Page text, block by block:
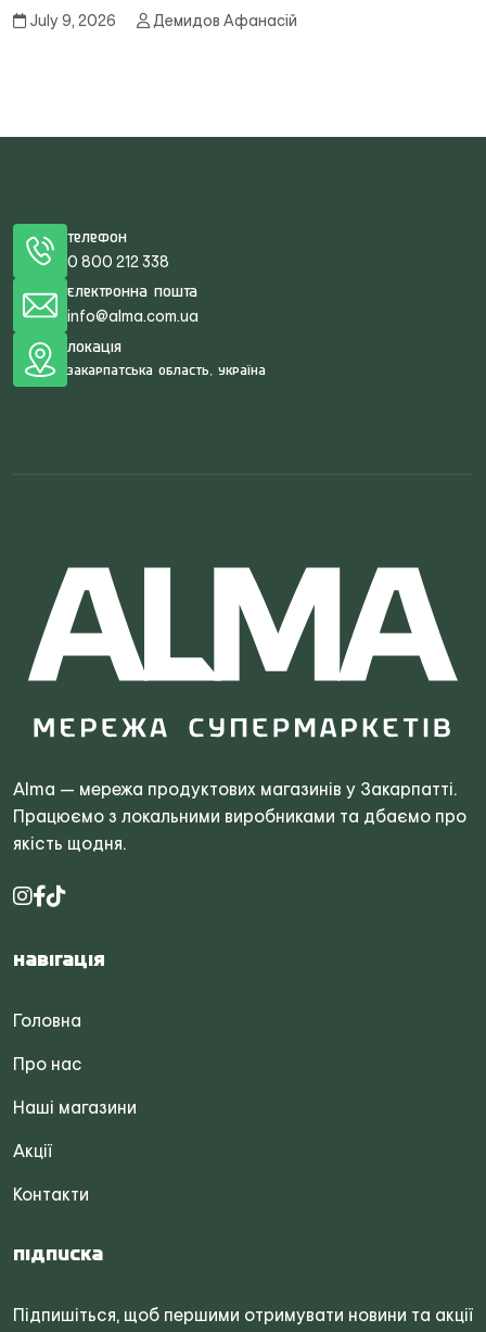
July 9, 2026 Демидов Афанасій
Телефон
0 800 212 338
Електронна пошта
info@alma.com.ua
Локація
Закарпатська область, Україна
Alma — мережа продуктових магазинів у Закарпатті.
Працюємо з локальними виробниками та дбаємо про
якість щодня.
Навігація
Головна
Про нас
Наші магазини
Акції
Контакти
Підписка
Підпишіться, щоб першими отримувати новини та акції